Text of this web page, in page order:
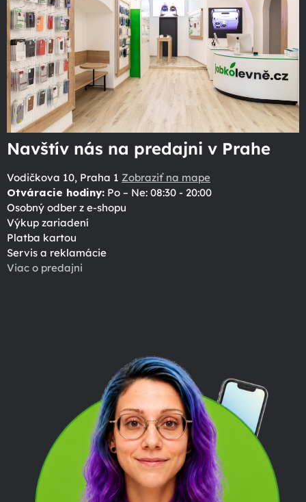
Navštív nás na predajni v Prahe
Vodičkova 10, Praha 1 Zobraziť na mape
Otváracie hodiny: Po – Ne: 08:30 - 20:00
Osobný odber z e-shopu
Výkup zariadení
Platba kartou
Servis a reklamácie
Viac o predajni